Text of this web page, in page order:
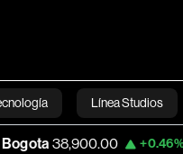
Línea Studios
English+0.46% Apple